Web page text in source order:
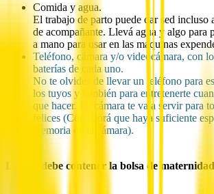
Comida y agua.
El trabajo de parto puede dar sed incluso
de acompañante. Llevá agua y algo para
a mano para usar en las máquinas
Teléfono, cámara y/o videocámara, con
baterías de cada uno.
No te olvides de llevar un teléfono para
los tuyos y también para entretenerte
que hacer. La cámara te va a servir para
felices (Corroborá que haya suficiente
memoria de la cámara).
Lo que debe contener la bolsa de